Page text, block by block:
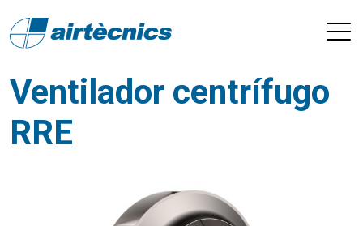
Ventilador centrífugo
RRE